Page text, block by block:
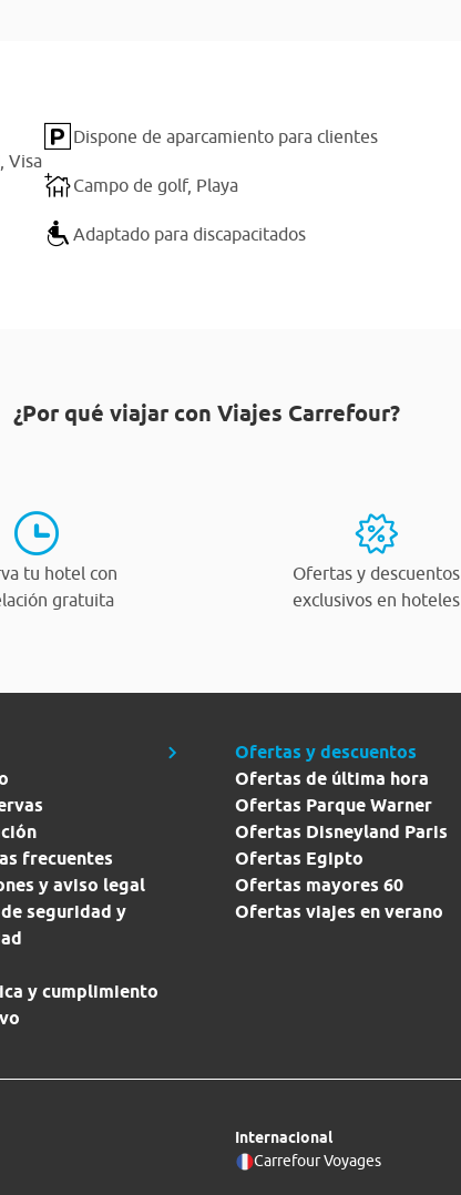
Visa
Dispone de aparcamiento para clientes
Campo de golf, Playa
Adaptado para discapacitados
¿Por qué viajar con Viajes Carrefour?
tu hotel con
gratuita
Ofertas y descuentos
exclusivos en hoteles
frecuentes
y aviso legal
seguridad y
y cumplimiento
Ofertas y descuentos
Ofertas de última hora
Ofertas Parque Warner
Ofertas Disneyland Paris
Ofertas Egipto
Ofertas mayores 60
Ofertas viajes en verano
Internacional
Carrefour Voyages